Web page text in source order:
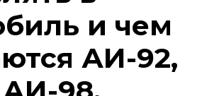
и чем
АИ-92,